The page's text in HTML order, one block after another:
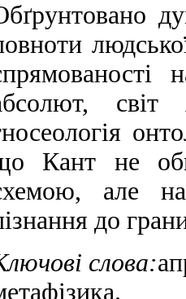
світ
Кант не
але
до
слова: